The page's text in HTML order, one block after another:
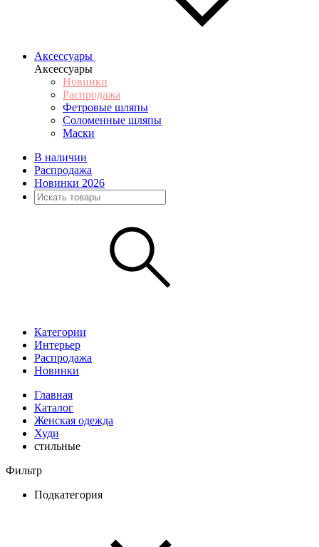
Аксессуары
Аксессуары
Новинки
Распродажа
Фетровые шляпы
Соломенные шляпы
Маски
В наличии
Распродажа
Новинки 2026
Категории
Интерьер
Распродажа
Новинки
Главная
Каталог
Женская одежда
Худи
стильные
Фильтр
Подкатегория